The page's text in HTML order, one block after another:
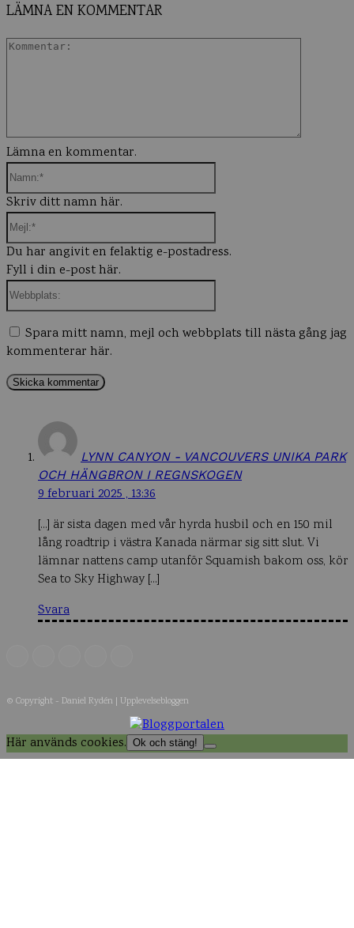
LYNN CANYON - VANCOUVERS UNIKA PARK
OCH HÄNGBRON I REGNSKOGEN
9 februari 2025 , 13:36
[…] är sista dagen med vår hyrda husbil och en 150 mil
lång roadtrip i västra Kanada närmar sig sitt slut. Vi
lämnar nattens camp utanför Squamish bakom oss, kör
Sea to Sky Highway […]
Svara
LÄMNA EN KOMMENTAR
Lämna en kommentar.
Skriv ditt namn här.
Du har angivit en felaktig e-postadress.
Fyll i din e-post här.
Spara mitt namn, mejl och webbplats till nästa gång jag
kommenterar här.
© Copyright - Daniel Rydén | Upplevelsebloggen
Här används cookies. Ok och stäng!